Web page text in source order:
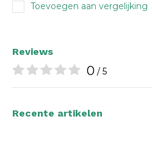
Toevoegen aan vergelijking
Reviews
0 / 5
Recente artikelen